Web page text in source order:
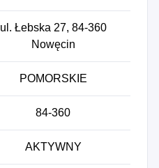
ul. Łebska 27, 84-360
Nowęcin
POMORSKIE
84-360
AKTYWNY